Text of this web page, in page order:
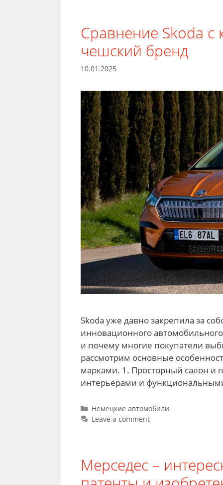
Сравнение Skoda с
чешский бренд
10.01.2025
Skoda уже давно закрепила за
инновационного
и почему многие покупатели
рассмотрим основные
марками. 1. Просторный салон и
интерьерами и
Categories
Немецкие автомобили
Leave a comment
Мерседес –